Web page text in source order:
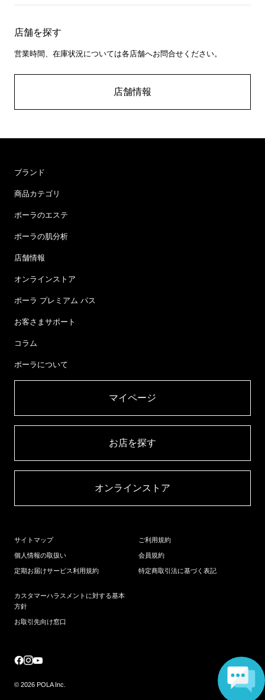
店舗を探す
営業時間、在庫状況については各店舗へお問合せください。
店舗情報
ブランド
商品カテゴリ
ポーラのエステ
ポーラの肌分析
店舗情報
オンラインストア
ポーラ プレミアム パス
お客さまサポート
コラム
ポーラについて
マイページ​
お店を探す​
オンラインストア​
サイトマップ
個人情報の取扱い
定期お届けサービス利用規約
ご利用規約
会員規約
特定商取引法に基づく表記
カスタマーハラスメントに対する基本
方針
お取引先向け窓口
© 2026 POLA Inc.